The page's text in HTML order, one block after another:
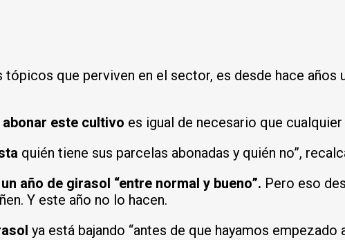
tópicos que perviven en el sector, es desde hace años
abonar este cultivo es igual de necesario que
quién tiene sus parcelas abonadas y quién no”,
un año de girasol “entre normal y bueno”. Pero eso
Y este año no lo hacen.
ya está bajando “antes de que hayamos